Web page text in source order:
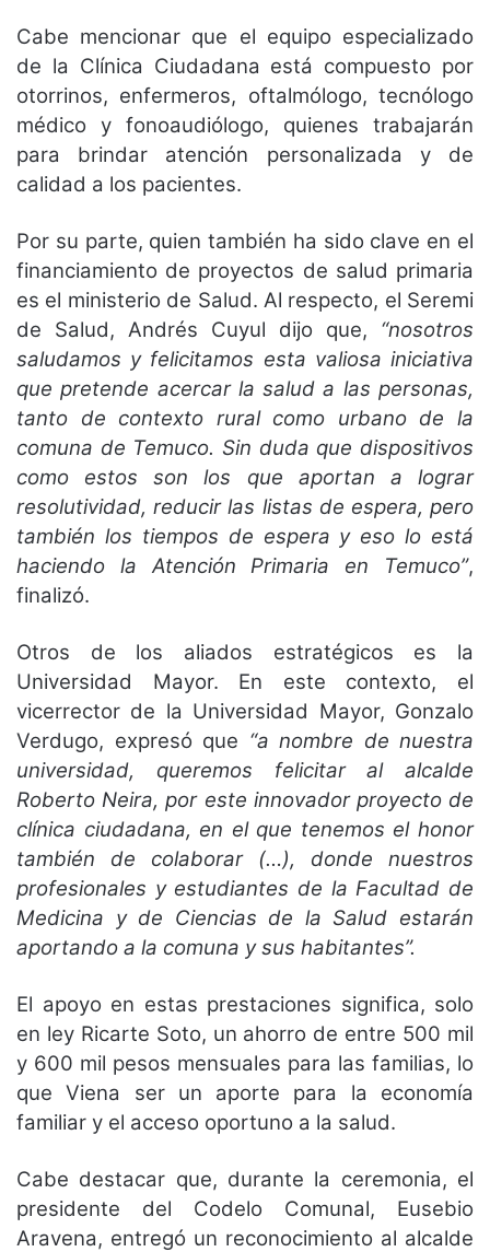
Cabe mencionar que el equipo especializado
de la Clínica Ciudadana está compuesto por
otorrinos, enfermeros, oftalmólogo, tecnólogo
médico y fonoaudiólogo, quienes trabajarán
para brindar atención personalizada y de
calidad a los pacientes.
Por su parte, quien también ha sido clave en el
financiamiento de proyectos de salud primaria
es el ministerio de Salud. Al respecto, el Seremi
de Salud, Andrés Cuyul dijo que, “nosotros
saludamos y felicitamos esta valiosa iniciativa
que pretende acercar la salud a las personas,
tanto de contexto rural como urbano de la
comuna de Temuco. Sin duda que dispositivos
como estos son los que aportan a lograr
resolutividad, reducir las listas de espera, pero
también los tiempos de espera y eso lo está
haciendo la Atención Primaria en Temuco”,
finalizó.
Otros de los aliados estratégicos es la
Universidad Mayor. En este contexto, el
vicerrector de la Universidad Mayor, Gonzalo
Verdugo, expresó que “a nombre de nuestra
universidad, queremos felicitar al alcalde
Roberto Neira, por este innovador proyecto de
clínica ciudadana, en el que tenemos el honor
también de colaborar (…), donde nuestros
profesionales y estudiantes de la Facultad de
Medicina y de Ciencias de la Salud estarán
aportando a la comuna y sus habitantes”.
El apoyo en estas prestaciones significa, solo
en ley Ricarte Soto, un ahorro de entre 500 mil
y 600 mil pesos mensuales para las familias, lo
que Viena ser un aporte para la economía
familiar y el acceso oportuno a la salud.
Cabe destacar que, durante la ceremonia, el
presidente del Codelo Comunal, Eusebio
Aravena, entregó un reconocimiento al alcalde